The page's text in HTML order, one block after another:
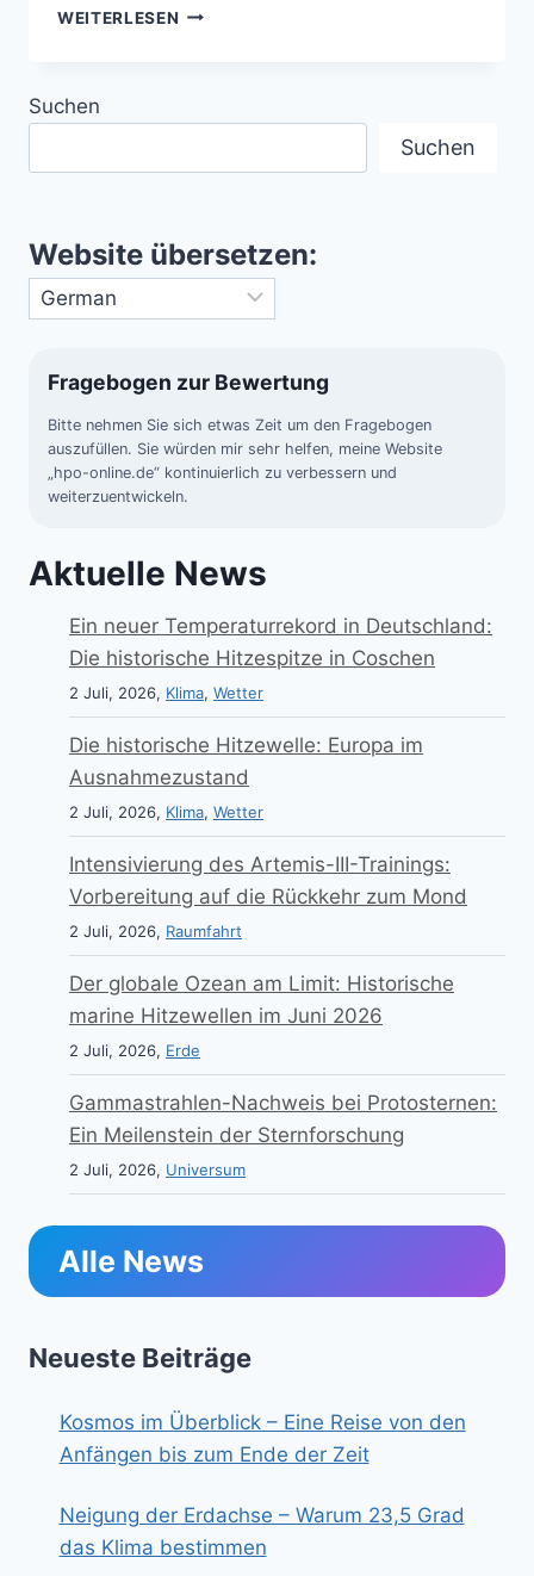
WEITERLESEN SELTENE
Suchen
Suchen
Website übersetzen:
Fragebogen zur Bewertung
Bitte nehmen Sie sich etwas Zeit um den Fragebogen
auszufüllen. Sie würden mir sehr helfen, meine Website
„hpo-online.de“ kontinuierlich zu verbessern und
weiterzuentwickeln.
Aktuelle News
Ein neuer Temperaturrekord in Deutschland:
Die historische Hitzespitze in Coschen
2 Juli, 2026, Klima, Wetter
Die historische Hitzewelle: Europa im
Ausnahmezustand
2 Juli, 2026, Klima, Wetter
Intensivierung des Artemis-III-Trainings:
Vorbereitung auf die Rückkehr zum Mond
2 Juli, 2026, Raumfahrt
Der globale Ozean am Limit: Historische
marine Hitzewellen im Juni 2026
2 Juli, 2026, Erde
Gammastrahlen-Nachweis bei Protosternen:
Ein Meilenstein der Sternforschung
2 Juli, 2026, Universum
Alle News
Neueste Beiträge
Kosmos im Überblick – Eine Reise von den
Anfängen bis zum Ende der Zeit
Neigung der Erdachse – Warum 23,5 Grad
das Klima bestimmen